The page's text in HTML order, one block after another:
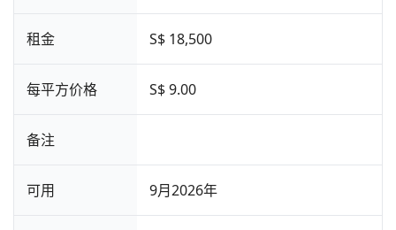
租金 S$ 18,500
每平方价格 S$ 9.00
备注
可用 9月2026年